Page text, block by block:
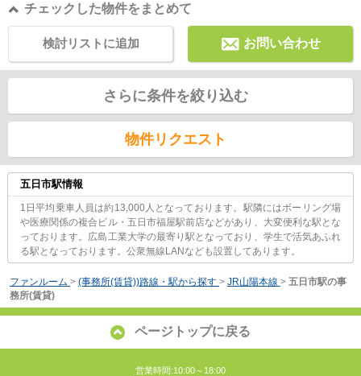
チェックした物件をまとめて
お問い合わせ
検討リストに追加
さらに条件を絞り込む
物件リクエスト
五日市駅情報
1日平均乗車人員は約13,000人となっております。駅隣にはボーリング場
や医療関係の複合ビル・五日市福屋駅前店などがあり、大変便利な駅とな
っております。広島工業大学の最寄り駅となっており、学生で活気あふれ
る駅となっております。公衆無線LANなども設置してあります。
ファンルーム > (事務所(賃貸))路線・駅から探す > JR山陽本線 > 五日市駅の事
務所(賃貸)
ページトップに戻る
営業時間:10:00～18:00